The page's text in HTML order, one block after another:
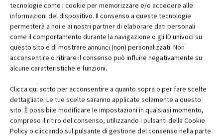
tecnologie come i cookie per memorizzare e/o accedere alle
informazioni del dispositivo. Il consenso a queste tecnologie
permetterà a noi e ai nostri partner di elaborare dati personali
come il comportamento durante la navigazione o gli ID univoci su
questo sito e di mostrare annunci (non) personalizzati. Non
acconsentire o ritirare il consenso può influire negativamente su
alcune caratteristiche e funzioni.
Clicca qui sotto per acconsentire a quanto sopra o per fare scelte
dettagliate. Le tue scelte saranno applicate solamente a questo
sito. È possibile modificare le impostazioni in qualsiasi momento,
compreso il ritiro del consenso, utilizzando i pulsanti della Cookie
Policy o cliccando sul pulsante di gestione del consenso nella parte
Edicola web
Abbonati e regala
Iscriviti alla newsletter